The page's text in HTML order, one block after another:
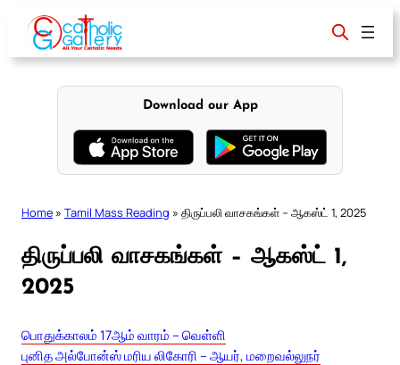
content
Download our App
Home » Tamil Mass Reading » திருப்பலி வாசகங்கள் – ஆகஸ்ட் 1, 2025
திருப்பலி வாசகங்கள் – ஆகஸ்ட் 1,
2025
பொதுக்காலம் 17ஆம் வாரம் – வெள்ளி
புனித அல்போன்ஸ் மரிய லிகோரி – ஆயர், மறைவல்லுநர்